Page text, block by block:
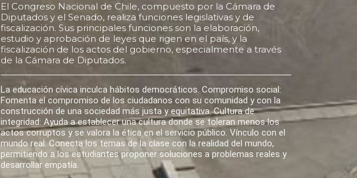
El Congreso Nacional de Chile, compuesto por la Cámara de
Diputados y el Senado, realiza funciones legislativas y de
fiscalización. Sus principales funciones son la elaboración,
estudio y aprobación de leyes que rigen en el país, y la
fiscalización de los actos del gobierno, especialmente a través
de la Cámara de Diputados.
La educación cívica inculca hábitos democráticos. Compromiso social:
Fomenta el compromiso de los ciudadanos con su comunidad y con la
construcción de una sociedad más justa y equitativa. Cultura de
integridad: Ayuda a establecer una cultura donde se toleran menos los
actos corruptos y se valora la ética en el servicio público. Vínculo con el
mundo real: Conecta los temas de la clase con la realidad del mundo,
permitiendo a los estudiantes proponer soluciones a problemas reales y
desarrollar empatía.